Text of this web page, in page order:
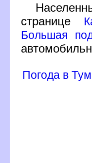
странице
Большая
Погода в